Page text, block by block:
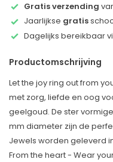
Gratis verzending
Jaarlijkse gratis
Dagelijks bereikbaar
Productomschrijving
Let the joy ring out from
met zorg, liefde en oog
geelgoud. De ster
mm diameter zijn de
Jewels worden geleverd
From the heart - Wear